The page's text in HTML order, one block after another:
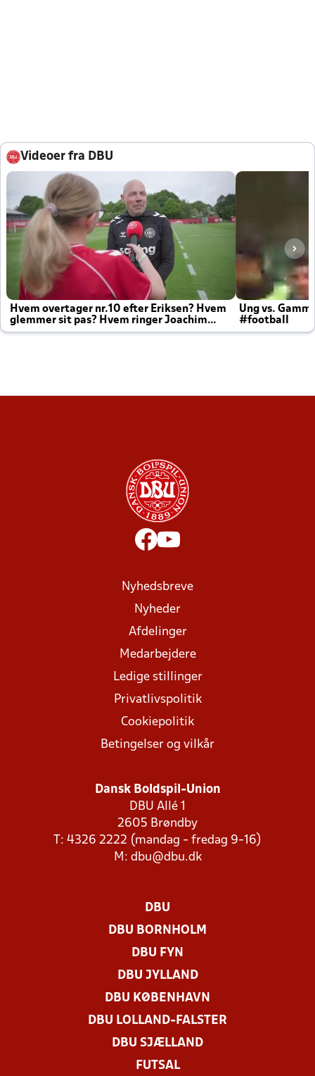
Videoer fra DBU
Hvem overtager nr.10 efter Eriksen? Hvem
glemmer sit pas? Hvem ringer Joachim
altid til efter kampe?
Ung vs.
#football
Nyhedsbreve
Nyheder
Afdelinger
Medarbejdere
Ledige stillinger
Privatlivspolitik
Cookiepolitik
Betingelser og vilkår
Dansk Boldspil-Union
DBU Allé 1
2605 Brøndby
T: 4326 2222 (mandag - fredag 9-16)
M: dbu@dbu.dk
DBU
DBU BORNHOLM
DBU FYN
DBU JYLLAND
DBU KØBENHAVN
DBU LOLLAND-FALSTER
DBU SJÆLLAND
FUTSAL